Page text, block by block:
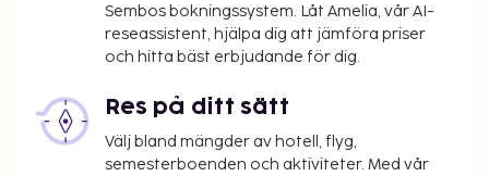
Annat
27 våningar, hiss.
Ankomst
Incheckningstid: 16:00 - 22:00, utcheckningstid: 11:00.
Sembos bokningssystem. Låt Amelia, vår AI-
reseassistent, hjälpa dig att jämföra priser
och hitta bäst erbjudande för dig.
Res på ditt sätt
Välj bland mängder av hotell, flyg,
semesterboenden och aktiviteter. Med vår